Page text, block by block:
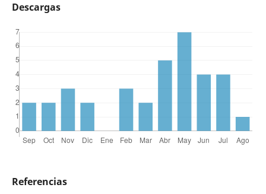
Descargas
Referencias